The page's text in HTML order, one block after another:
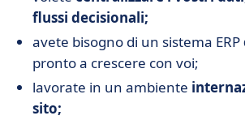
flussi decisionali;
avete bisogno di un sistema ERP
pronto a crescere con voi;
lavorate in un ambiente
sito;